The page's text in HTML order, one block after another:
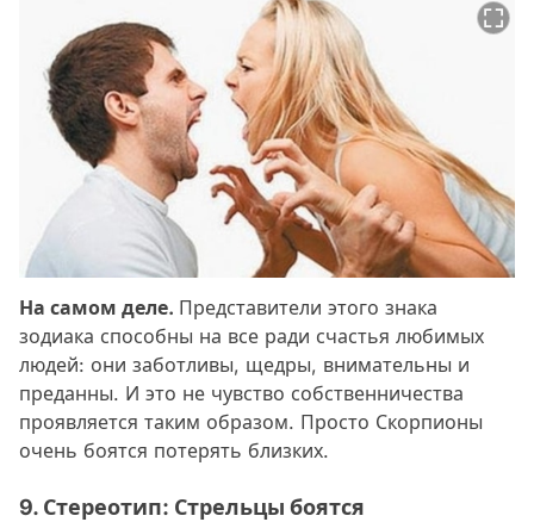
На самом деле. Представители этого знака
зодиака способны на все ради счастья любимых
людей: они заботливы, щедры, внимательны и
преданны. И это не чувство собственничества
проявляется таким образом. Просто Скорпионы
очень боятся потерять близких.
9. Стереотип: Стрельцы боятся